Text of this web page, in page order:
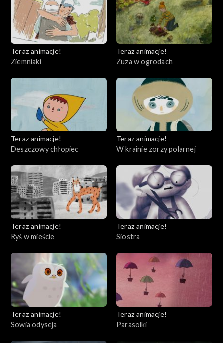
Teraz animacje!
Ziemniaki
Teraz animacje!
Zuza w ogrodach
Teraz animacje!
Deszczowy chłopiec
Teraz animacje!
W krainie zorzy polarnej
Teraz animacje!
Ryś w mieście
Teraz animacje!
Siostra
Teraz animacje!
Sowia odyseja
Teraz animacje!
Parasolki